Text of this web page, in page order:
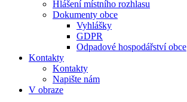
Hlášení místního rozhlasu
Dokumenty obce
Vyhlášky
GDPR
Odpadové hospodářství obce
Kontakty
Kontakty
Napište nám
V obraze